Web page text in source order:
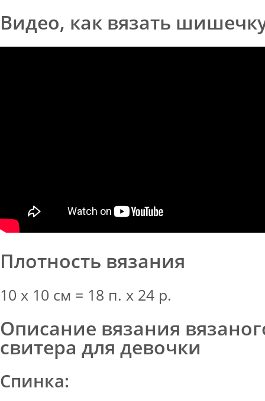
Видео, как вязать
Плотность вязания
10 х 10 см = 18 п. х 24 р.
Описание вязания
свитера для девочки
Спинка: